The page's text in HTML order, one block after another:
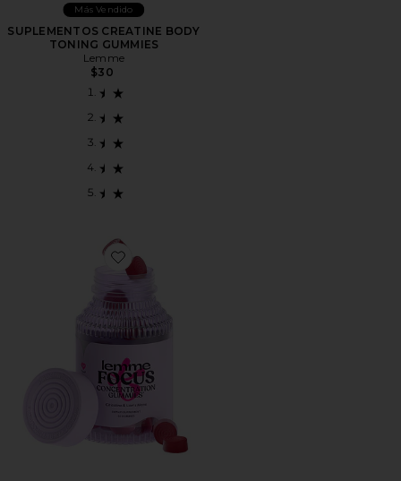
Más Vendido
SUPLEMENTOS CREATINE BODY
TONING GUMMIES
Lemme
$30
Favorite GOMITAS DE VITAMINA FOCUS